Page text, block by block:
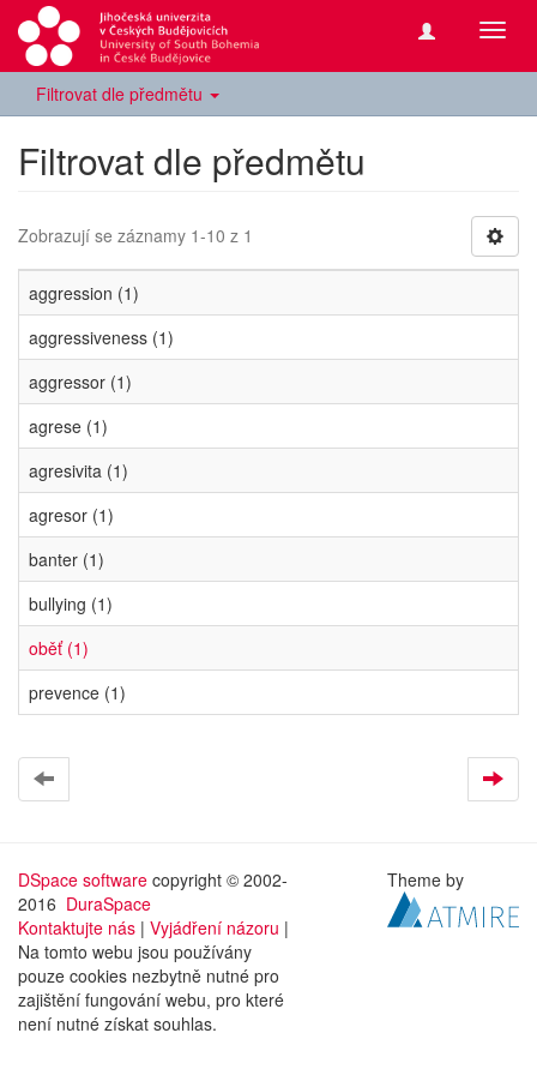
Filtrovat dle předmětu
Filtrovat dle předmětu
Zobrazují se záznamy 1-10 z 1
aggression (1)
aggressiveness (1)
aggressor (1)
agrese (1)
agresivita (1)
agresor (1)
banter (1)
bullying (1)
oběť (1)
prevence (1)
DSpace software copyright © 2002-
2016 DuraSpace
Kontaktujte nás | Vyjádření názoru |
Na tomto webu jsou používány
pouze cookies nezbytně nutné pro
zajištění fungování webu, pro které
není nutné získat souhlas.
Theme by